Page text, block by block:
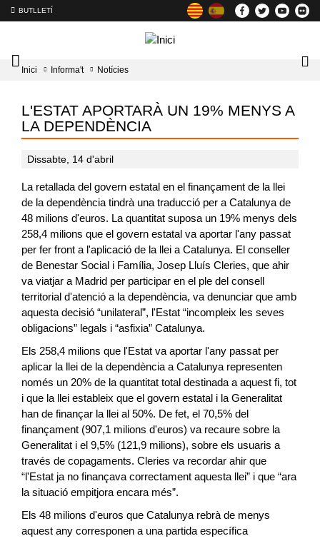
BUTLLETÍ
Mobile
menu
Inici Informa't Notícies
L'ESTAT APORTARÀ UN 19% MENYS A
LA DEPENDÈNCIA
Dissabte, 14 d'abril
La retallada del govern estatal en el finançament de la llei
de la dependència tindrà una traducció per a Catalunya de
48 milions d'euros. La quantitat suposa un 19% menys dels
258,4 milions que el govern estatal va aportar l'any passat
per fer front a l'aplicació de la llei a Catalunya. El conseller
de Benestar Social i Família, Josep Lluís Cleries, que ahir
va viatjar a Madrid per participar en el ple del consell
territorial d'atenció a la dependència, va denunciar que amb
aquesta decisió “unilateral”, l'Estat “incompleix les seves
obligacions” legals i “asfixia” Catalunya.
Els 258,4 milions que l'Estat va aportar l'any passat per
aplicar la llei de la dependència a Catalunya representen
només un 20% de la quantitat total destinada a aquest fi, tot
i que la llei estableix que el govern estatal i la Generalitat
han de finançar la llei al 50%. De fet, el 70,5% del
finançament (907,1 milions d'euros) va recaure sobre la
Generalitat i el 9,5% (121,9 milions), sobre els usuaris a
través de copagaments. Cleries va recordar ahir que
“l'Estat ja no finançava correctament aquesta llei” i que “ara
la situació empitjora encara més”.
Els 48 milions d'euros que Catalunya rebrà de menys
aquest any corresponen a una partida específica